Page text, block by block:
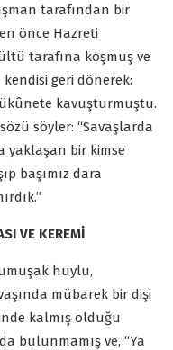
tarafından bir
önce Hazreti
tarafına koşmuş ve
geri dönerek:
kavuşturmuştu.
söyler: “Savaşlarda
yaklaşan bir kimse
başımız dara
VE KEREMİ
huylu,
mübarek bir dişi
kalmış olduğu
bulunmamış ve, “Ya